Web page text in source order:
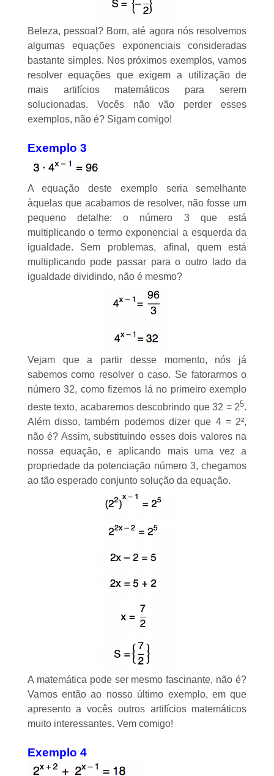
Beleza, pessoal? Bom, até agora nós resolvemos
algumas equações exponenciais consideradas
bastante simples. Nos próximos exemplos, vamos
resolver equações que exigem a utilização de
mais artifícios matemáticos para serem
solucionadas. Vocês não vão perder esses
exemplos, não é? Sigam comigo!
Exemplo 3
A equação deste exemplo seria semelhante
àquelas que acabamos de resolver, não fosse um
pequeno detalhe: o número 3 que está
multiplicando o termo exponencial a esquerda da
igualdade. Sem problemas, afinal, quem está
multiplicando pode passar para o outro lado da
igualdade dividindo, não é mesmo?
Vejam que a partir desse momento, nós já
sabemos como resolver o caso. Se fatorarmos o
número 32, como fizemos lá no primeiro exemplo
deste texto, acabaremos descobrindo que 32 = 25.
Além disso, também podemos dizer que 4 = 2²,
não é? Assim, substituindo esses dois valores na
nossa equação, e aplicando mais uma vez a
propriedade da potenciação número 3, chegamos
ao tão esperado conjunto solução da equação.
A matemática pode ser mesmo fascinante, não é?
Vamos então ao nosso último exemplo, em que
apresento a vocês outros artifícios matemáticos
muito interessantes. Vem comigo!
Exemplo 4